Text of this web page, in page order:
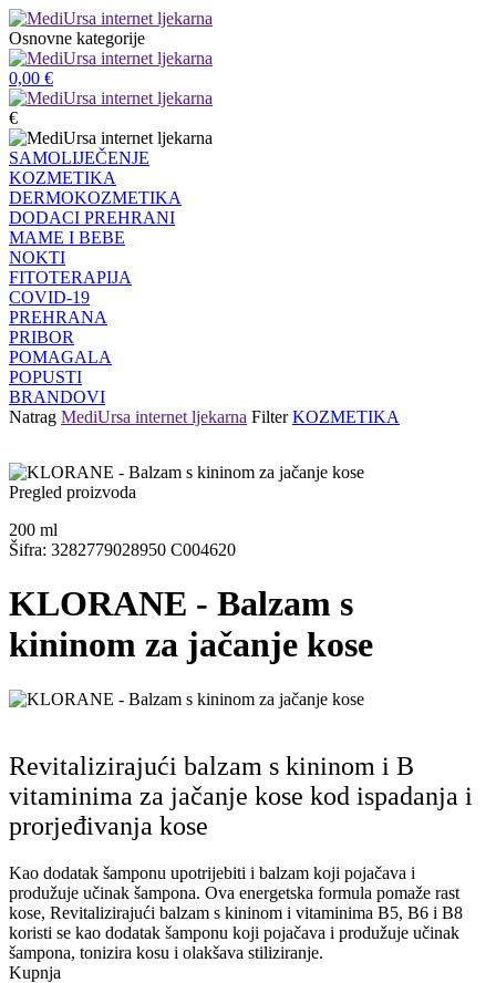
Osnovne kategorije
0,00 €
€
SAMOLIJEČENJE
KOZMETIKA
DERMOKOZMETIKA
DODACI PREHRANI
MAME I BEBE
NOKTI
FITOTERAPIJA
COVID-19
PREHRANA
PRIBOR
POMAGALA
POPUSTI
BRANDOVI
Natrag MediUrsa internet ljekarna Filter KOZMETIKA
Pregled proizvoda
200 ml
Šifra: 3282779028950 C004620
KLORANE - Balzam s
kininom za jačanje kose
Revitalizirajući balzam s kininom i B
vitaminima za jačanje kose kod ispadanja i
prorjeđivanja kose
Kao dodatak šamponu upotrijebiti i balzam koji pojačava i
produžuje učinak šampona. Ova energetska formula pomaže rast
kose, Revitalizirajući balzam s kininom i vitaminima B5, B6 i B8
koristi se kao dodatak šamponu koji pojačava i produžuje učinak
šampona, tonizira kosu i olakšava stiliziranje.
Kupnja